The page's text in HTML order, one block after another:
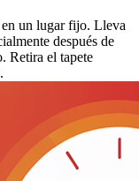
un lugar fijo. Lleva
después de
Retira el tapete